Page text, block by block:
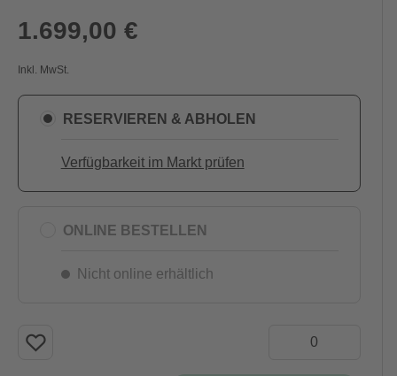
1.699,00 €
Inkl. MwSt.
RESERVIEREN & ABHOLEN
Verfügbarkeit im Markt prüfen
ONLINE BESTELLEN
Nicht online erhältlich